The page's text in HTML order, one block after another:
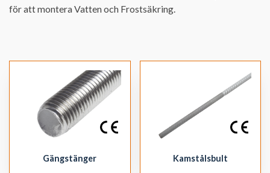
för att montera Vatten och Frostsäkring.
Gängstänger Kamstålsbult